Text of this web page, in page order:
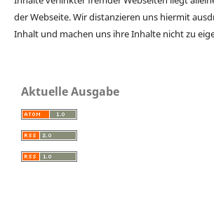
der Webseite. Wir distanzieren uns hiermit
Inhalt und machen uns ihre Inhalte nicht zu
Aktuelle Ausgabe